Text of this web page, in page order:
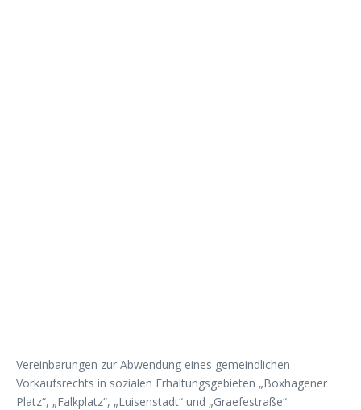
Vereinbarungen zur Abwendung eines gemeindlichen
Vorkaufsrechts in sozialen Erhaltungsgebieten „Boxhagener
Platz“, „Falkplatz“, „Luisenstadt“ und „Graefestraße“